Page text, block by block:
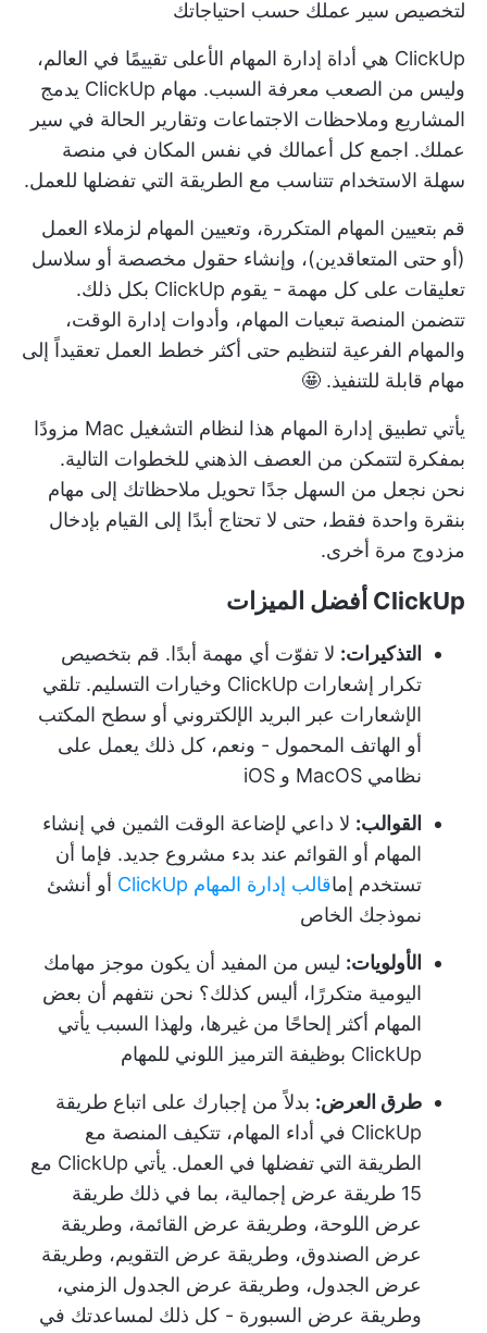
لتخصيص سير عملك حسب احتياجاتك
ClickUp هي أداة إدارة المهام الأعلى تقييمًا في العالم،
وليس من الصعب معرفة السبب. مهام ClickUp
يدمج
المشاريع وملاحظات الاجتماعات وتقارير الحالة في سير
عملك. اجمع كل أعمالك في نفس المكان في منصة
سهلة الاستخدام تتناسب مع الطريقة التي تفضلها للعمل.
قم بتعيين المهام المتكررة، وتعيين المهام لزملاء العمل
(أو حتى المتعاقدين)، وإنشاء حقول مخصصة أو سلاسل
تعليقات على كل مهمة - يقوم ClickUp بكل ذلك.
تتضمن المنصة تبعيات المهام، وأدوات إدارة الوقت،
والمهام الفرعية لتنظيم حتى أكثر خطط العمل تعقيداً إلى
مهام قابلة للتنفيذ. 🤩
يأتي تطبيق إدارة المهام هذا لنظام التشغيل Mac مزودًا
بمفكرة لتتمكن من العصف الذهني للخطوات التالية.
نحن نجعل من السهل جدًا تحويل ملاحظاتك إلى مهام
بنقرة واحدة فقط، حتى لا تحتاج أبدًا إلى القيام بإدخال
مزدوج مرة أخرى.
ClickUp أفضل الميزات
التذكيرات: لا تفوّت أي مهمة أبدًا. قم بتخصيص
تكرار إشعارات ClickUp وخيارات التسليم. تلقي
الإشعارات عبر البريد الإلكتروني أو سطح المكتب
أو الهاتف المحمول - ونعم، كل ذلك يعمل على
نظامي MacOS و iOS
القوالب: لا داعي لإضاعة الوقت الثمين في إنشاء
المهام أو القوائم عند بدء مشروع جديد. فإما أن
تستخدم إماقالب إدارة المهام ClickUp
أو أنشئ
نموذجك الخاص
الأولويات: ليس من المفيد أن يكون موجز مهامك
اليومية متكررًا، أليس كذلك؟ نحن نتفهم أن بعض
المهام أكثر إلحاحًا من غيرها، ولهذا السبب يأتي
ClickUp بوظيفة الترميز اللوني للمهام
طرق العرض: بدلاً من إجبارك على اتباع طريقة
ClickUp في أداء المهام، تتكيف المنصة مع
الطريقة التي تفضلها في العمل. يأتي ClickUp مع
15 طريقة عرض إجمالية، بما في ذلك طريقة
عرض اللوحة، وطريقة عرض القائمة، وطريقة
عرض الصندوق، وطريقة عرض التقويم، وطريقة
عرض الجدول، وطريقة عرض الجدول الزمني،
وطريقة عرض السبورة - كل ذلك لمساعدتك في